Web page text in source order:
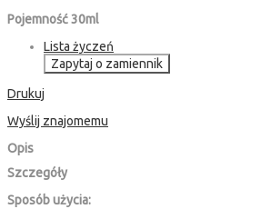
Pojemność 30ml
Lista życzeń
Zapytaj o zamiennik
Drukuj
Wyślij znajomemu
Opis
Szczegóły
Sposób użycia: